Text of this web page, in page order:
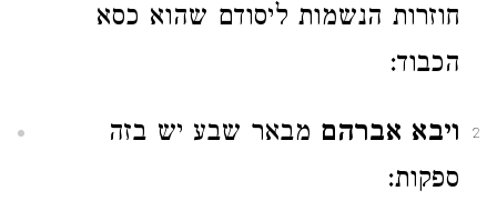
חוזרות הנשמות ליסודם שהוא כסא
הכבוד:
2 ויבא אברהם מבאר שבע יש בזה
ספקות: